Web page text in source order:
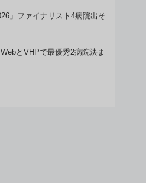
」ファイナリスト4病院出そ
とVHPで最優秀2病院決ま